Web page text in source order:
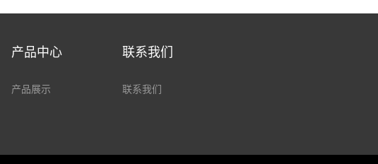
产品中心
产品展示
联系我们
联系我们